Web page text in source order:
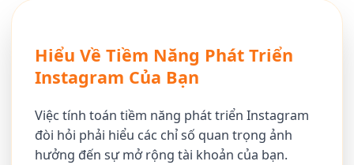
Hiểu Về Tiềm Năng Phát Triển
Instagram Của Bạn
Việc tính toán tiềm năng phát triển Instagram
đòi hỏi phải hiểu các chỉ số quan trọng ảnh
hưởng đến sự mở rộng tài khoản của bạn.